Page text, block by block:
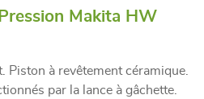
Makita HW
Piston à revêtement céramique.
par la lance à gâchette.